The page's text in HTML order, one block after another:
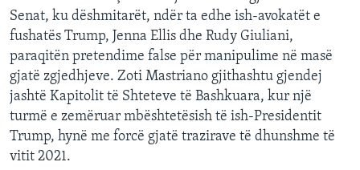
Senat, ku dëshmitarët, ndër ta edhe ish-avokatët e
fushatës Trump, Jenna Ellis dhe Rudy Giuliani,
paraqitën pretendime false për manipulime në masë
gjatë zgjedhjeve. Zoti Mastriano gjithashtu gjendej
jashtë Kapitolit të Shteteve të Bashkuara, kur një
turmë e zemëruar mbështetësish të ish-Presidentit
Trump, hynë me forcë gjatë trazirave të dhunshme të
vitit 2021.